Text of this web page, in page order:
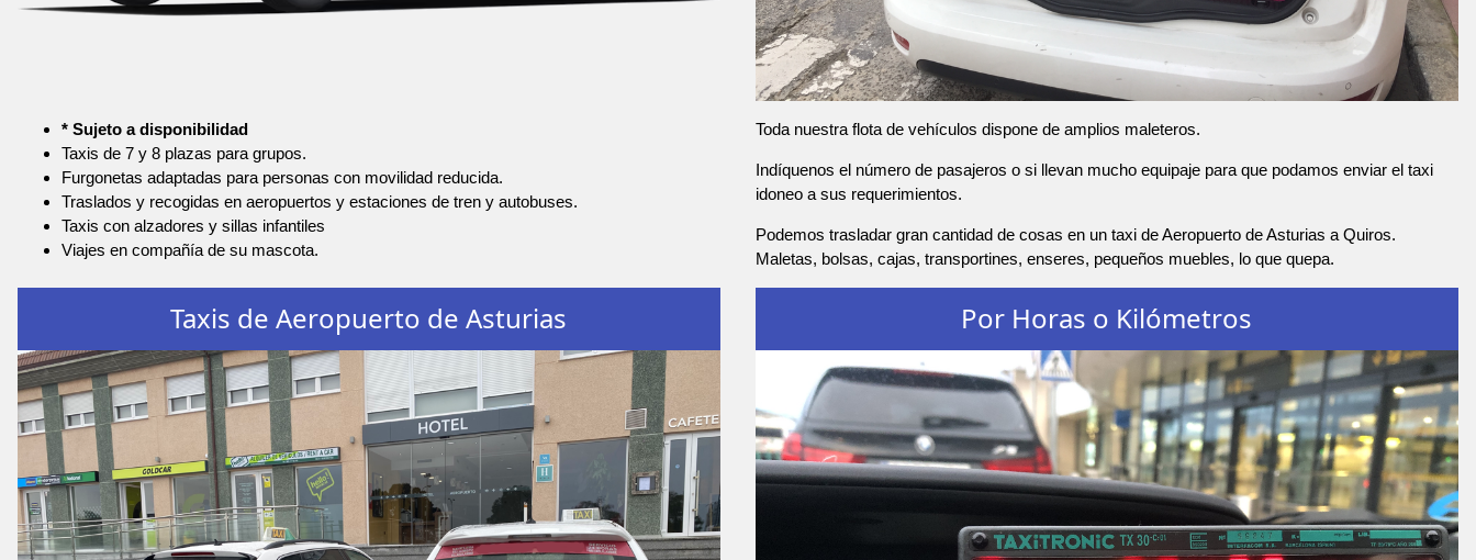
* Sujeto a disponibilidad
Taxis de 7 y 8 plazas para grupos.
Furgonetas adaptadas para personas con movilidad reducida.
Traslados y recogidas en aeropuertos y estaciones de tren y autobuses.
Taxis con alzadores y sillas infantiles
Viajes en compañía de su mascota.
Toda nuestra flota de vehículos dispone de amplios maleteros.
Indíquenos el número de pasajeros o si llevan mucho equipaje para que podamos enviar el taxi
idoneo a sus requerimientos.
Podemos trasladar gran cantidad de cosas en un taxi de Aeropuerto de Asturias a Quiros.
Maletas, bolsas, cajas, transportines, enseres, pequeños muebles, lo que quepa.
Taxis de Aeropuerto de Asturias Por Horas o Kilómetros